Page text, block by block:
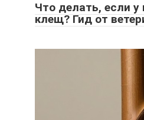
Что делать, если у
клещ? Гид от